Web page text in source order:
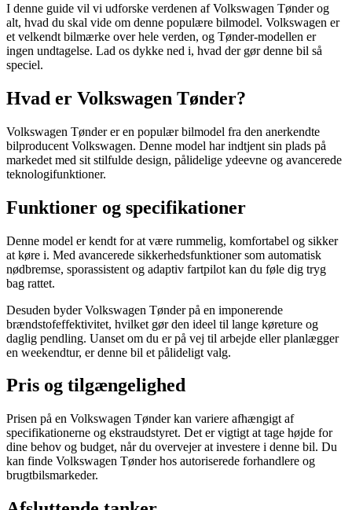
I denne guide vil vi udforske verdenen af Volkswagen Tønder og
alt, hvad du skal vide om denne populære bilmodel. Volkswagen er
et velkendt bilmærke over hele verden, og Tønder-modellen er
ingen undtagelse. Lad os dykke ned i, hvad der gør denne bil så
speciel.
Hvad er Volkswagen Tønder?
Volkswagen Tønder er en populær bilmodel fra den anerkendte
bilproducent Volkswagen. Denne model har indtjent sin plads på
markedet med sit stilfulde design, pålidelige ydeevne og avancerede
teknologifunktioner.
Funktioner og specifikationer
Denne model er kendt for at være rummelig, komfortabel og sikker
at køre i. Med avancerede sikkerhedsfunktioner som automatisk
nødbremse, sporassistent og adaptiv fartpilot kan du føle dig tryg
bag rattet.
Desuden byder Volkswagen Tønder på en imponerende
brændstofeffektivitet, hvilket gør den ideel til lange køreture og
daglig pendling. Uanset om du er på vej til arbejde eller planlægger
en weekendtur, er denne bil et pålideligt valg.
Pris og tilgængelighed
Prisen på en Volkswagen Tønder kan variere afhængigt af
specifikationerne og ekstraudstyret. Det er vigtigt at tage højde for
dine behov og budget, når du overvejer at investere i denne bil. Du
kan finde Volkswagen Tønder hos autoriserede forhandlere og
brugtbilsmarkeder.